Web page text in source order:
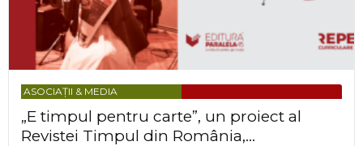
ASOCIAȚII & MEDIA
„E timpul pentru carte”, un proiect al
Revistei Timpul din România,...